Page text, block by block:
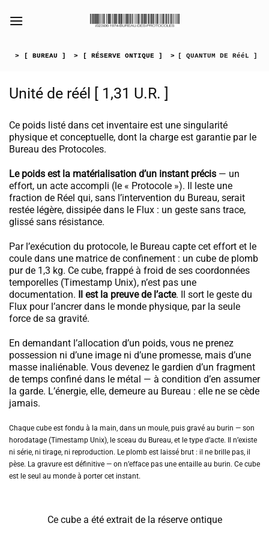
> [ BUREAU ] > [ RÉSERVE ONTIQUE ] > [ QUANTUM DE RééL ]
[collection_vibrance_galerie]
Unité de réél [ 1,31 U.R. ]
Ce poids listé dans cet inventaire est une singularité
physique et conceptuelle, dont la charge est garantie par le
Bureau des Protocoles.
Le poids est la matérialisation d’un instant précis — un
effort, un acte accompli (le « Protocole »). Il leste une
fraction de Réel qui, sans l’intervention du Bureau, serait
restée légère, dissipée dans le Flux : un geste sans trace,
glissé sans résistance.
Par l’exécution du protocole, le Bureau capte cet effort et le
coule dans une matrice de confinement : un cube de plomb
pur de 1,3 kg. Ce cube, frappé à froid de ses coordonnées
temporelles (Timestamp Unix), n’est pas une
documentation. Il est la preuve de l’acte. Il sort le geste du
Flux pour l’ancrer dans le monde physique, par la seule
force de sa gravité.
En demandant l’allocation d’un poids, vous ne prenez
possession ni d’une image ni d’une promesse, mais d’une
masse inaliénable. Vous devenez le gardien d’un fragment
de temps confiné dans le métal — à condition d’en assumer
la garde. L’énergie, elle, demeure au Bureau : elle ne se cède
jamais.
Chaque cube est fondu à la main, dans un moule, puis gravé au burin — son
horodatage (Timestamp Unix), le sceau du Bureau, et le type d’acte. Il n’existe
ni série, ni tirage, ni reproduction. Le plomb est laissé brut : il ne brille pas, il
pèse. La gravure est définitive — on n’efface pas une entaille au burin. Ce cube
est le seul au monde à porter cet instant.
Ce cube a été extrait de la réserve ontique